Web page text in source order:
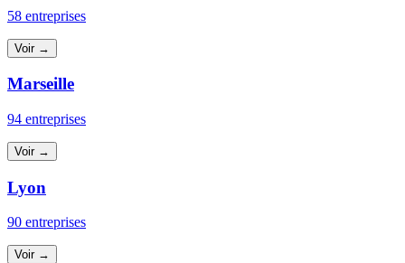
58 entreprises
Voir →
Marseille
94 entreprises
Voir →
Lyon
90 entreprises
Voir →